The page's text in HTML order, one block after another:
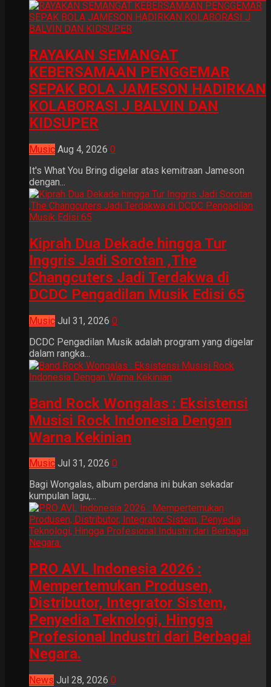
RAYAKAN SEMANGAT
KEBERSAMAAN PENGGEMAR
SEPAK BOLA JAMESON HADIRKAN
KOLABORASI J BALVIN DAN
KIDSUPER
Music Aug 4, 2026 0
It's What You Bring digelar atas kemitraan Jameson
dengan...
Kiprah Dua Dekade hingga Tur
Inggris Jadi Sorotan ,The
Changcuters Jadi Terdakwa di
DCDC Pengadilan Musik Edisi 65
Music Jul 31, 2026 0
DCDC Pengadilan Musik adalah program yang digelar
dalam rangka...
Band Rock Wongalas : Eksistensi
Musisi Rock Indonesia Dengan
Warna Kekinian
Music Jul 31, 2026 0
Bagi Wongalas, album perdana ini bukan sekadar
kumpulan lagu,...
PRO AVL Indonesia 2026 :
Mempertemukan Produsen,
Distributor, Integrator Sistem,
Penyedia Teknologi, Hingga
Profesional Industri dari Berbagai
Negara.
News Jul 28, 2026 0